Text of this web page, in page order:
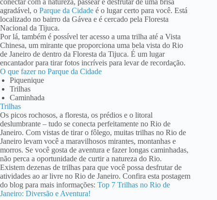
conectar com a natureza, passear e desfrutar de uma brisa
agradável, o Parque da Cidade é o lugar certo para você. Está
localizado no bairro da Gávea e é cercado pela Floresta
Nacional da Tijuca.
Por lá, também é possível ter acesso a uma trilha até a Vista
Chinesa, um mirante que proporciona uma bela vista do Rio
de Janeiro de dentro da Floresta da Tijuca. É um lugar
encantador para tirar fotos incríveis para levar de recordação.
O que fazer no Parque da Cidade
Piquenique
Trilhas
Caminhada
Trilhas
Os picos rochosos, a floresta, os prédios e o litoral
deslumbrante – tudo se conecta perfeitamente no Rio de
Janeiro. Com vistas de tirar o fôlego, muitas trilhas no Rio de
Janeiro levam você a maravilhosos mirantes, montanhas e
morros. Se você gosta de aventura e fazer longas caminhadas,
não perca a oportunidade de curtir a natureza do Rio.
Existem dezenas de trilhas para que você possa desfrutar de
atividades ao ar livre no Rio de Janeiro. Confira esta postagem
do blog para mais informações: Top 7 Trilhas no Rio de
Janeiro: Diversão e Aventura!